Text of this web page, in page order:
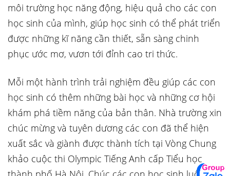
môi trường học năng động, hiệu quả cho các con
học sinh của mình, giúp học sinh có thể phát triển
được những kĩ năng cần thiết, sẵn sàng chinh
phục ước mơ, vươn tới đỉnh cao tri thức.
Mỗi một hành trình trải nghiệm đều giúp các con
học sinh có thêm những bài học và những cơ hội
khám phá tiềm năng của bản thân. Nhà trường xin
chúc mừng và tuyên dương các con đã thể hiện
xuất sắc và giành được thành tích tại Vòng Chung
khảo cuộc thi Olympic Tiếng Anh cấp Tiểu học